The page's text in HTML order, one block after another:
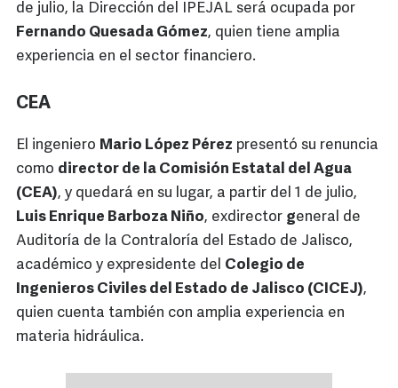
de julio, la Dirección del IPEJAL será ocupada por
Fernando Quesada Gómez, quien tiene amplia
experiencia en el sector financiero.
CEA
El ingeniero Mario López Pérez presentó su renuncia
como director de la Comisión Estatal del Agua
(CEA), y quedará en su lugar, a partir del 1 de julio,
Luis Enrique Barboza Niño, exdirector general de
Auditoría de la Contraloría del Estado de Jalisco,
académico y expresidente del Colegio de
Ingenieros Civiles del Estado de Jalisco (CICEJ),
quien cuenta también con amplia experiencia en
materia hidráulica.